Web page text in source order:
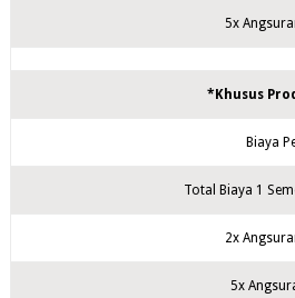
5x
*Khusus
Biaya
Total Biaya 1
2x
5x